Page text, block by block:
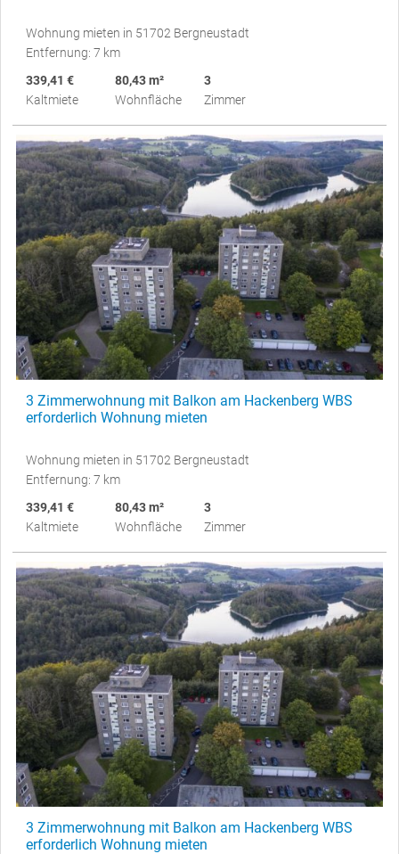
Wohnung mieten in 51702 Bergneustadt
Entfernung: 7 km
339,41 €
Kaltmiete
80,43 m²
Wohnfläche
3
Zimmer
3 Zimmerwohnung mit Balkon am Hackenberg WBS
erforderlich Wohnung mieten
Wohnung mieten in 51702 Bergneustadt
Entfernung: 7 km
339,41 €
Kaltmiete
80,43 m²
Wohnfläche
3
Zimmer
3 Zimmerwohnung mit Balkon am Hackenberg WBS
erforderlich Wohnung mieten